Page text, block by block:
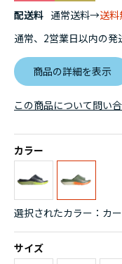
配送料 通常送料→送
通常、2営業日以内の発
商品の詳細を表示
カラー
選択されたカラー：カ
サイズ
この商品について問い